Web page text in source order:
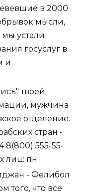
в 2000
мысли,
устали
госуслуг в
и
твоей
мужчина
отделение.
стран -
8(800) 555-55-
лиц: пн.
- Фелибол
того, что все